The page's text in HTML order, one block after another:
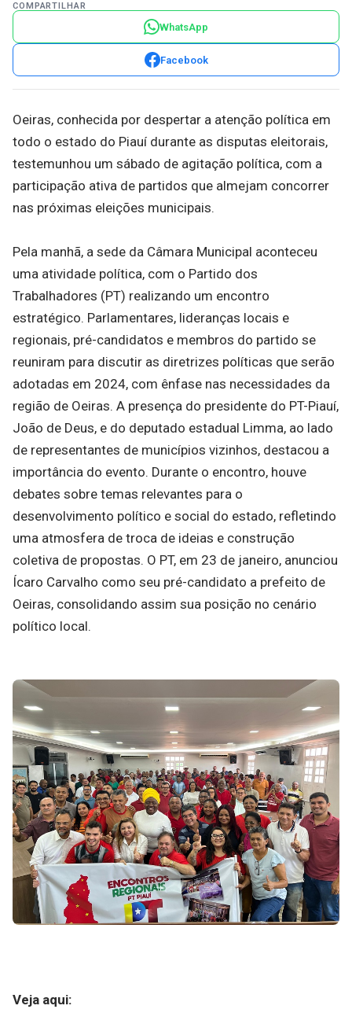
COMPARTILHAR
WhatsApp
Facebook
Oeiras, conhecida por despertar a atenção política em
todo o estado do Piauí durante as disputas eleitorais,
testemunhou um sábado de agitação política, com a
participação ativa de partidos que almejam concorrer
nas próximas eleições municipais.
Pela manhã, a sede da Câmara Municipal aconteceu
uma atividade política, com o Partido dos
Trabalhadores (PT) realizando um encontro
estratégico. Parlamentares, lideranças locais e
regionais, pré-candidatos e membros do partido se
reuniram para discutir as diretrizes políticas que serão
adotadas em 2024, com ênfase nas necessidades da
região de Oeiras. A presença do presidente do PT-Piauí,
João de Deus, e do deputado estadual Limma, ao lado
de representantes de municípios vizinhos, destacou a
importância do evento. Durante o encontro, houve
debates sobre temas relevantes para o
desenvolvimento político e social do estado, refletindo
uma atmosfera de troca de ideias e construção
coletiva de propostas. O PT, em 23 de janeiro, anunciou
Ícaro Carvalho como seu pré-candidato a prefeito de
Oeiras, consolidando assim sua posição no cenário
político local.
Veja aqui: